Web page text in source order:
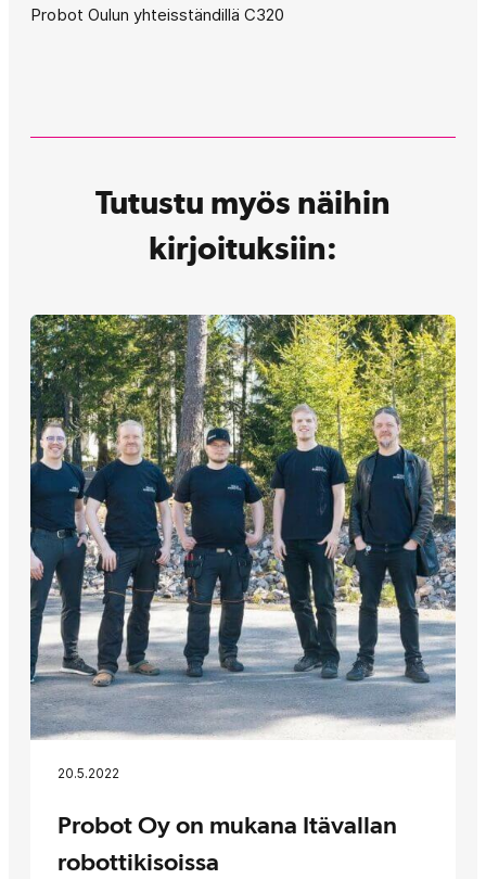
Probot Oulun yhteisständillä C320
Tutustu myös näihin
kirjoituksiin:
20.5.2022
Probot Oy on mukana Itävallan
robottikisoissa